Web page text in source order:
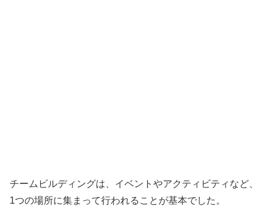
チームビルディングは、イベントやアクティビティなど、
1つの場所に集まって行われることが基本でした。